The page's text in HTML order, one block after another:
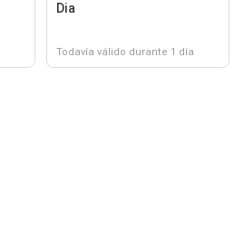
Dia
Todavía válido durante 1 día